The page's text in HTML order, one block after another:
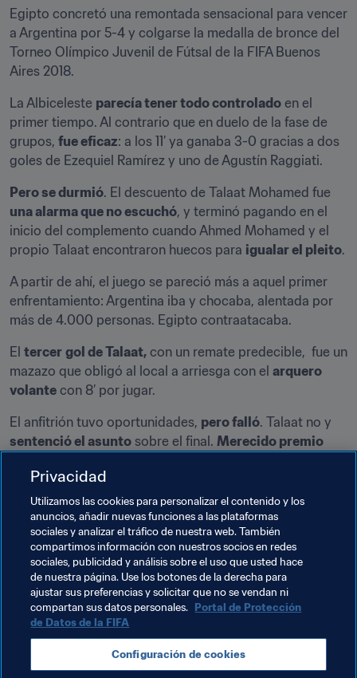
Egipto concretó una remontada sensacional para vencer
a Argentina por 5-4 y colgarse la medalla de bronce del
Torneo Olímpico Juvenil de Fútsal de la FIFA Buenos
Aires 2018.
La Albiceleste parecía tener todo controlado en el
primer tiempo. Al contrario que en duelo de la fase de
grupos, fue eficaz: a los 11’ ya ganaba 3-0 gracias a dos
goles de Ezequiel Ramírez y uno de Agustín Raggiati.
Pero se durmió
una alarma que no escuchó, y terminó pagando en el
inicio del complemento cuando Ahmed Mohamed y el
propio Talaat encontraron huecos para igualar el pleito.
A partir de ahí, el juego se pareció más a aquel primer
enfrentamiento: Argentina iba y chocaba, alentada por
más de 4.000 personas. Egipto contraatacaba.
El tercer gol de Talaat, con un remate predecible,  fue un
mazazo que obligó al local a arriesga con el arquero
volante con 8’ por jugar.
El anfitrión tuvo oportunidades, pero falló
sentenció el asunto sobre el final. Merecido premio
Egipto es el primer equipo en remontar una
desventaja de tres goles y lograr la victoria en el
toreo.
El dato
. Tras anotar 4 goles ante Argentina, Talaat Mohamed
terminó con 5. El goleador de Egipto, sin embargo,
resultó Elsayed Belal, con 7.
Privacidad
Utilizamos las cookies para personalizar el contenido y los
anuncios, añadir nuevas funciones a las plataformas
sociales y analizar el tráfico de nuestra web. También
compartimos información con nuestros socios en redes
sociales, publicidad y análisis sobre el uso que usted hace
de nuestra página. Use los botones de la derecha para
ajustar sus preferencias y solicitar que no se vendan ni
compartan sus datos personales. Portal de Protección
de Datos de la FIFA
Configuración de cookies